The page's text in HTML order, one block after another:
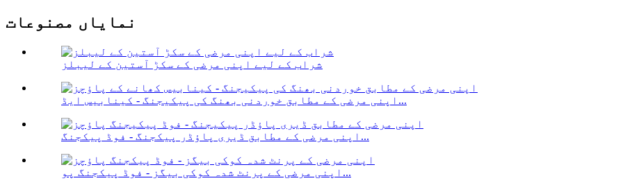
نمایاں مصنوعات
شراب کے لیے اپنی مرضی کے سکڑ آستین کے لیبلز
اپنی مرضی کے مطابق خوردنی بھنگ کی پیکیجنگ - کینابیس ایڈ...
اپنی مرضی کے مطابق ڈیری پاؤڈر پیکجنگ - فوڈ پیکجنگ...
اپنی مرضی کے پرنٹ شدہ کوکی بیگز - فوڈ پیکجنگ پو...